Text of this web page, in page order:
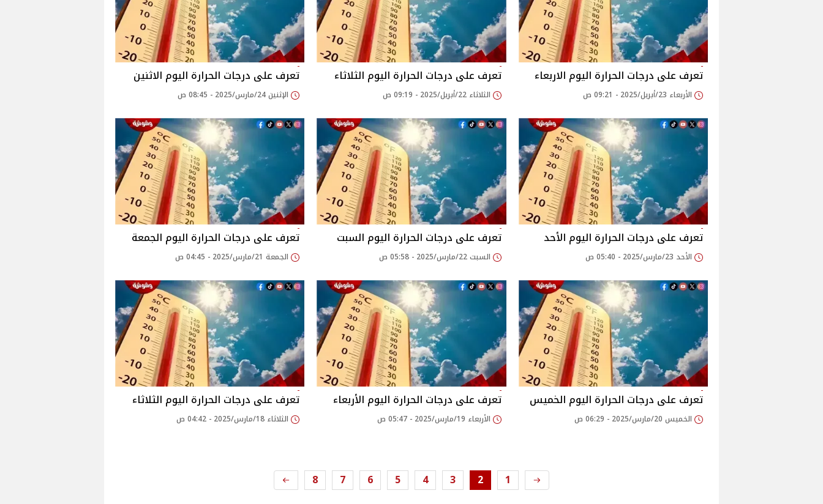
تعرف على درجات الحرارة اليوم الاربعاء
الأربعاء 23/أبريل/2025 - 09:21 ص
تعرف على درجات الحرارة اليوم الثلاثاء
الثلاثاء 22/أبريل/2025 - 09:19 ص
تعرف على درجات الحرارة اليوم الاثنين
الإثنين 24/مارس/2025 - 08:45 ص
تعرف على درجات الحرارة اليوم الأحد
الأحد 23/مارس/2025 - 05:40 ص
تعرف على درجات الحرارة اليوم السبت
السبت 22/مارس/2025 - 05:58 ص
تعرف على درجات الحرارة اليوم الجمعة
الجمعة 21/مارس/2025 - 04:45 ص
تعرف على درجات الحرارة اليوم الخميس
الخميس 20/مارس/2025 - 06:29 ص
تعرف على درجات الحرارة اليوم الأربعاء
الأربعاء 19/مارس/2025 - 05:47 ص
تعرف على درجات الحرارة اليوم الثلاثاء
الثلاثاء 18/مارس/2025 - 04:42 ص
1
2
3
4
5
6
7
8